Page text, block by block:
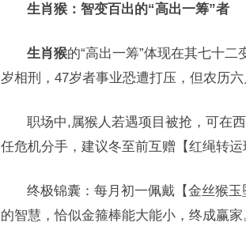
生肖猴：智变百出的“高出一筹”者
生肖猴的“高出一筹”体现在其七十
岁相刑，47岁者事业恐遭打压，但农历
职场中,属猴人若遇项目被抢，可在
任危机分手，建议冬至前互赠【红绳转
终极锦囊：每月初一佩戴【金丝猴玉
的智慧，恰似金箍棒能大能小，终成赢家